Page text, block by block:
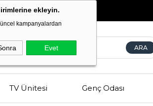
ekleyin.
kampanyalardan
Evet
Noktası
TV Ünitesi Genç Odası